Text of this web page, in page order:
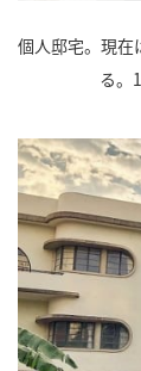
個人邸宅。現在
る。